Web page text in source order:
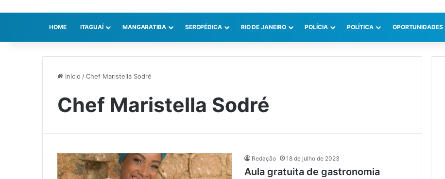
HOME ITAGUAÍ MANGARATIBA SEROPÉDICA RIO DE JANEIRO POLÍCIA POLÍTICA OPORTUNIDADES
Início /Chef Maristella Sodré
Chef Maristella Sodré
Redação 18 de julho de 2023
Aula gratuita de gastronomia